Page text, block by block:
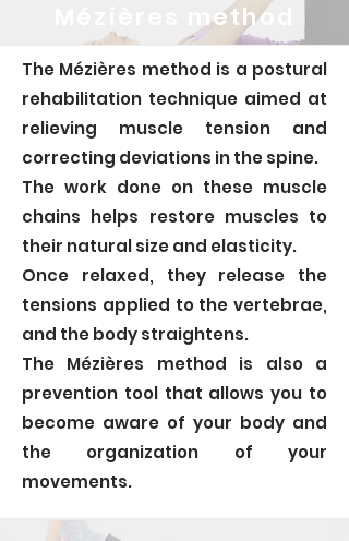
Mézières method
The Mézières method is a postural
rehabilitation technique aimed at
relieving muscle tension and
correcting deviations in the spine.
The work done on these muscle
chains helps restore muscles to
their natural size and elasticity.
Once relaxed, they release the
tensions applied to the vertebrae,
and the body straightens.
The Mézières method is also a
prevention tool that allows you to
become aware of your body and
the organization of your
movements.